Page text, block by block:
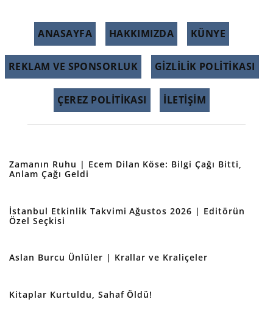
ANASAYFA HAKKIMIZDA KÜNYE
REKLAM VE SPONSORLUK GIZLILIK POLITIKASI
ÇEREZ POLITIKASI İLETİŞİM
Zamanın Ruhu | Ecem Dilan Köse: Bilgi Çağı Bitti,
Anlam Çağı Geldi
İstanbul Etkinlik Takvimi Ağustos 2026 | Editörün
Özel Seçkisi
Aslan Burcu Ünlüler | Krallar ve Kraliçeler
Kitaplar Kurtuldu, Sahaf Öldü!